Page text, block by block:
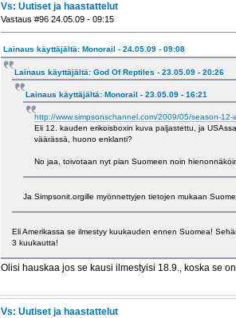
Vs: Uutiset ja haastattelut
Vastaus #96 24.05.09 - 09:15
Lainaus käyttäjältä: Monorail - 24.05.09 - 09:08
Lainaus käyttäjältä: God Of Reptiles - 23.05.09 - 20:26
Lainaus käyttäjältä: Monorail - 23.05.09 - 16:21
http://www.simpsonschannel.com/2009/05/season-12-
Eli 12. kauden erikoisboxin kuva paljastettu, ja
väärässä, huono enklanti?
No jaa, toivotaan nyt pian Suomeen noin
Ja Simpsonit.orgille myönnettyjen tietojen mukaan
Eli Amerikassa se ilmestyy kuukauden ennen Suomea!
3 kuukautta!
Olisi hauskaa jos se kausi ilmestyisi 18.9., koska se
Vs: Uutiset ja haastattelut